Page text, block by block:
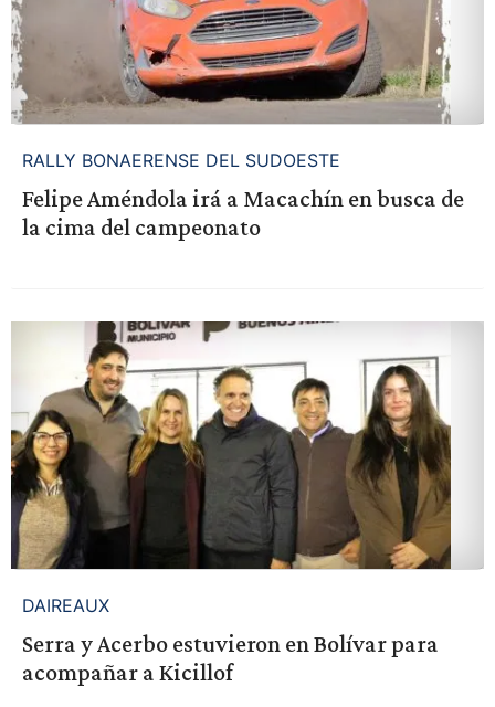
RALLY BONAERENSE DEL SUDOESTE
Felipe Améndola irá a Macachín en busca de
la cima del campeonato
DAIREAUX
Serra y Acerbo estuvieron en Bolívar para
acompañar a Kicillof